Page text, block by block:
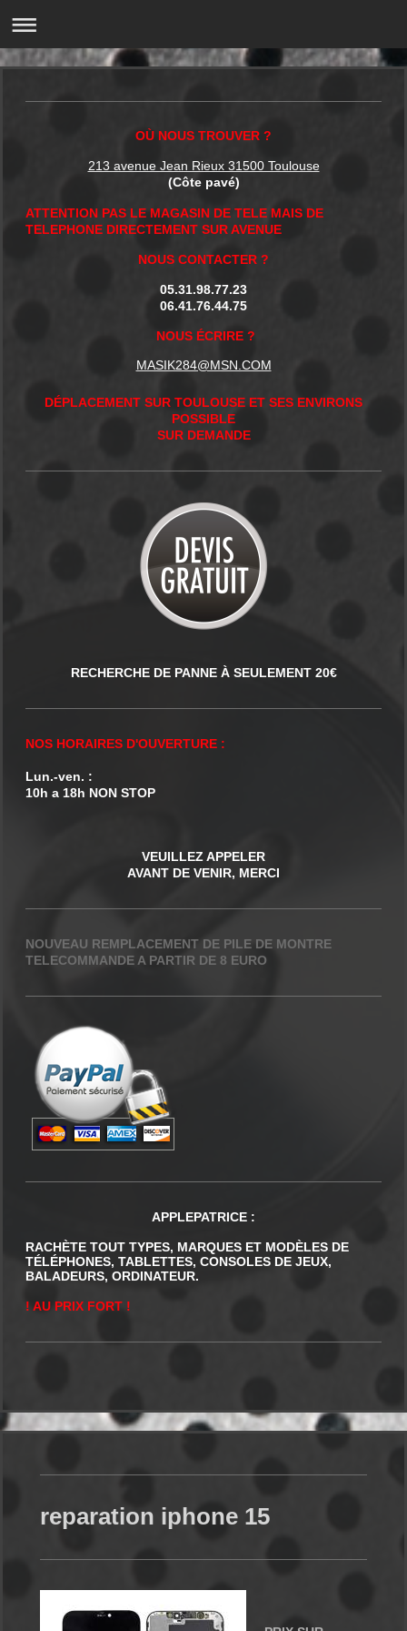
OÙ NOUS TROUVER ?
213 avenue Jean Rieux 31500 Toulouse
(Côte pavé)
ATTENTION PAS LE MAGASIN DE TELE MAIS DE
TELEPHONE DIRECTEMENT SUR AVENUE
NOUS CONTACTER ?
05.31.98.77.23
06.41.76.44.75
NOUS ÉCRIRE ?
MASIK284@MSN.COM
DÉPLACEMENT SUR TOULOUSE ET SES ENVIRONS
POSSIBLE
SUR DEMANDE
RECHERCHE DE PANNE À SEULEMENT 20€
NOS HORAIRES D'OUVERTURE :
Lun.-ven. :
10h a 18h NON STOP
VEUILLEZ APPELER
AVANT DE VENIR, MERCI
NOUVEAU REMPLACEMENT DE PILE DE MONTRE
TELECOMMANDE A PARTIR DE 8 EURO
APPLEPATRICE :
RACHÈTE TOUT TYPES, MARQUES ET MODÈLES DE
TÉLÉPHONES, TABLETTES, CONSOLES DE JEUX,
BALADEURS, ORDINATEUR.
! AU PRIX FORT !
reparation iphone 15